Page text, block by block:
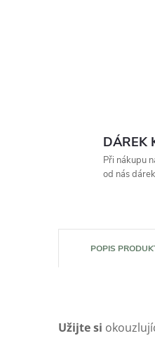
DÁREK
Při nákupu
od nás
POPIS
Užijte si